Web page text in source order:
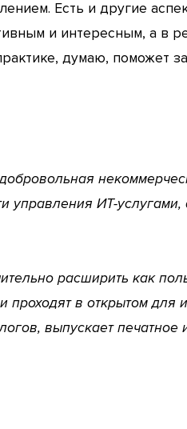
Есть и другие
и интересным, а в
думаю, поможет
ИТ-
расширить как
проходят в открытом
выпускает печатное